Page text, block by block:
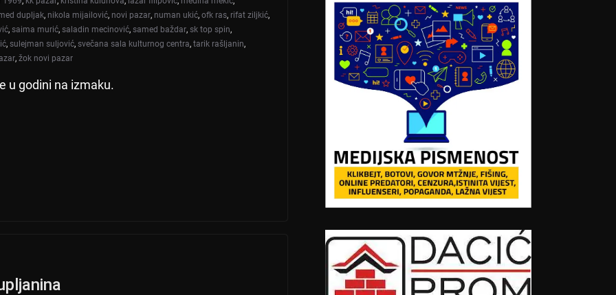
dupljak, nikola mijailović, novi pazar, numan ukić, ofk ras, rifat ziljkić,
, saima murić, saladin mecinović, samed baždar, sk top spin,
, sulejman suljović, svečana sala kulturnog centra, tarik rašljanin,
, žok novi pazar
u godini na izmaku.